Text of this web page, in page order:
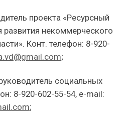
проекта «Ресурсный
развития некоммерческого
Конт. телефон: 8-920-
;
социальных
8-920-602-55-54, е-mаil:
;